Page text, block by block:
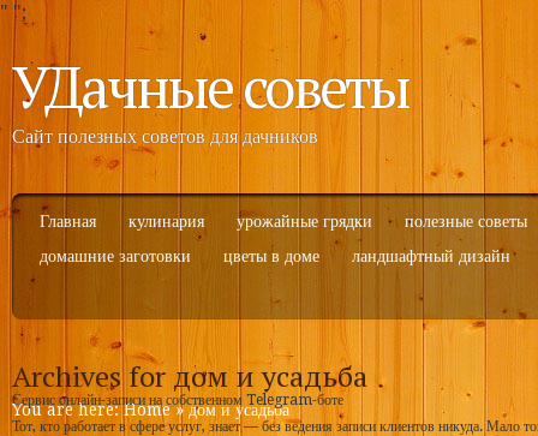
" ";
УДачные советы
Сайт полезных советов для дачников
Главная кулинария урожайные грядки
полезные советы
домашние заготовки
цветы в доме ландшафтный дизайн
Archives for дом и усадьба
You are here:Home»дом и усадьба
Сервис онлайн-записи на собственном Telegram-боте
Тот, кто работает в сфере услуг, знает — без ведения записи клиентов никуда. Мало